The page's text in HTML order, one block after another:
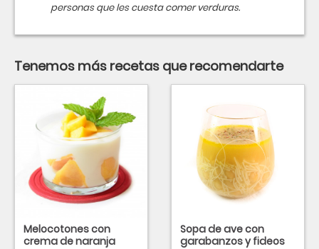
personas que les cuesta comer verduras.
Tenemos más recetas que recomendarte
Melocotones con
crema de naranja
Sopa de ave con
garabanzos y fideos